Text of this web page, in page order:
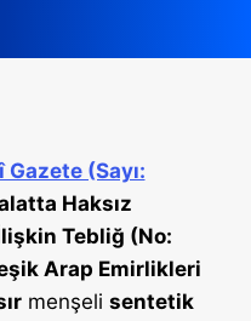
Gazete (Sayı:
Haksız
Tebliğ (No:
Arap Emirlikleri
menşeli sentetik